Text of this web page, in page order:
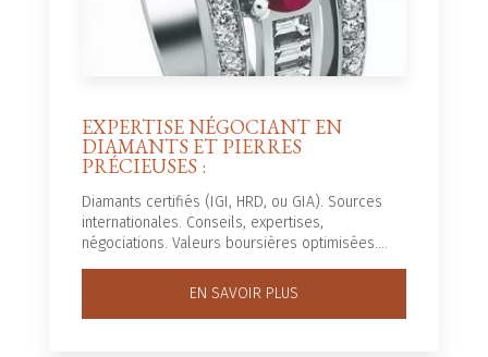
EXPERTISE NÉGOCIANT EN
DIAMANTS ET PIERRES
PRÉCIEUSES :
Diamants certifiés (IGI, HRD, ou GIA). Sources
internationales. Conseils, expertises,
négociations. Valeurs boursières optimisées....
EN SAVOIR PLUS